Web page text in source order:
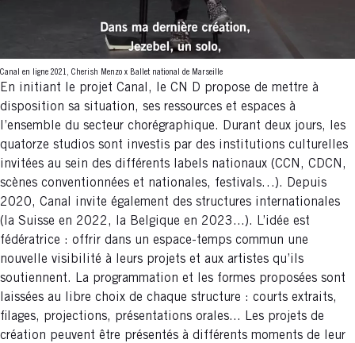
Canal en ligne 2021, Cherish Menzo x Ballet national de Marseille
En initiant le projet Canal, le CN D propose de mettre à
disposition sa situation, ses ressources et espaces à
l’ensemble du secteur chorégraphique. Durant deux jours, les
quatorze studios sont investis par des institutions culturelles
invitées au sein des différents labels nationaux (CCN, CDCN,
scènes conventionnées et nationales, festivals…). Depuis
2020, Canal invite également des structures internationales
(la Suisse en 2022, la Belgique en 2023...). L’idée est
fédératrice : offrir dans un espace-temps commun une
nouvelle visibilité à leurs projets et aux artistes qu’ils
soutiennent. La programmation et les formes proposées sont
laissées au libre choix de chaque structure : courts extraits,
filages, projections, présentations orales... Les projets de
création peuvent être présentés à différents moments de leur